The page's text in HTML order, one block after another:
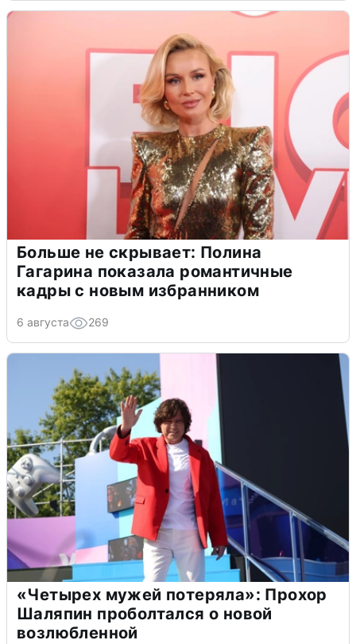
Больше не скрывает: Полина
Гагарина показала романтичные
кадры с новым избранником
6 августа 269
«Четырех мужей потеряла»: Прохор
Шаляпин проболтался о новой
возлюбленной